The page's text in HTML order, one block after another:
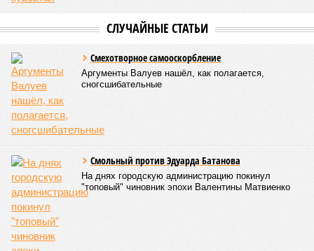
СЛУЧАЙНЫЕ СТАТЬИ
Смехотворное самооскорбление
Аргументы Валуев нашёл, как полагается,
сногсшибательные
Смольный против Эдуарда Батанова
На днях городскую администрацию покинул
"топовый" чиновник эпохи Валентины Матвиенко